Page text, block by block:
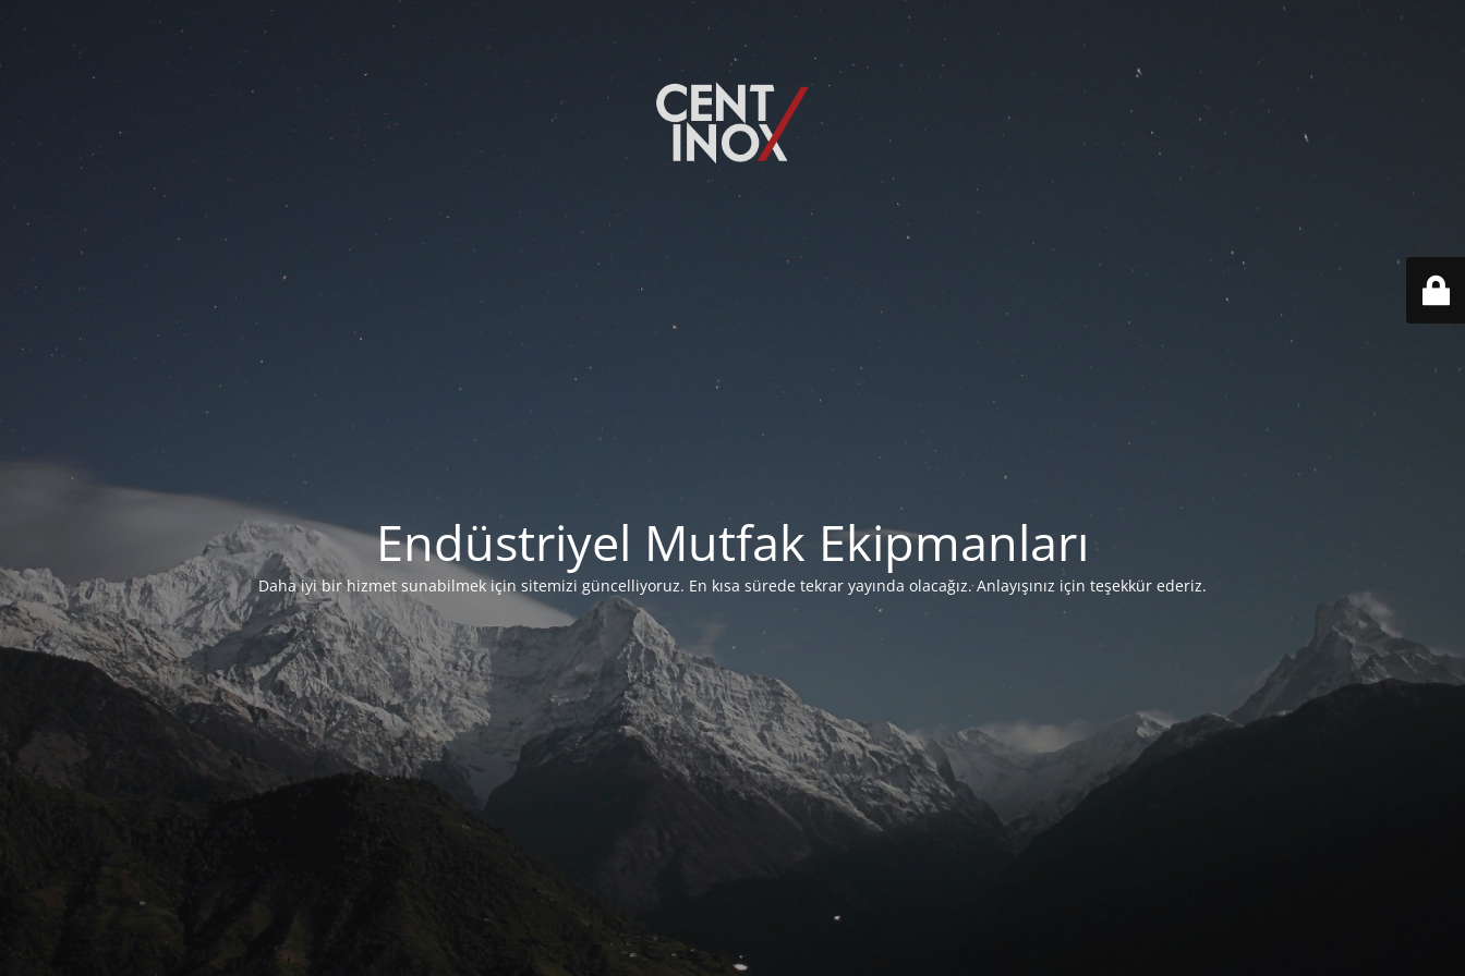
Endüstriyel Mutfak Ekipmanları
Daha iyi bir hizmet sunabilmek için sitemizi güncelliyoruz. En kısa sürede tekrar yayında olacağız. Anlayışınız için teşekkür ederiz.